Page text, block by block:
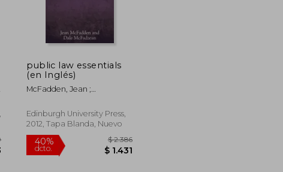
public law essentials
(en Inglés)
McFadden, Jean ;
Edinburgh University Press,
2012, Tapa Blanda, Nuevo